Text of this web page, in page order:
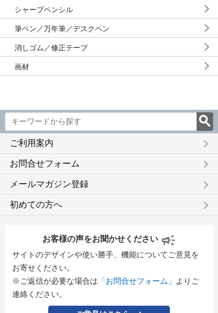
シャープペンシル
筆ペン／万年筆／デスクペン
消しゴム／修正テープ
画材
ご利用案内 keyboard_arrow_right
お問合せフォーム keyboard_arrow_right
メールマガジン登録 keyboard_arrow_right
初めての方へ keyboard_arrow_right
お客様の声をお聞かせください
サイトのデザインや使い勝手、機能についてご意見を
お寄せください。
※ご返信が必要な場合は 「お問合せフォーム」
よりご
連絡ください。